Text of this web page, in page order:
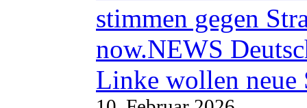
stimmen gegen
now.NEWS
Linke wollen neue